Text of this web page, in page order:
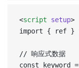
<script setup>
import { ref }
// 响应式数据
const keyword